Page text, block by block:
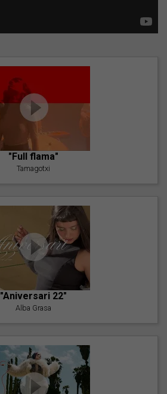
"Full flama"
Tamagotxi
"Aniversari 22"
Alba Grasa